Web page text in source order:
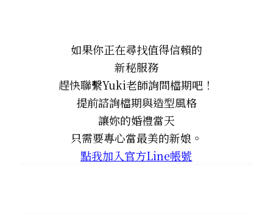
如果你正在尋找值得信賴的
新秘服務
趕快聯繫Yuki老師詢問檔期吧！
提前諮詢檔期與造型風格
讓妳的婚禮當天
只需要專心當最美的新娘。
點我加入官方Line帳號